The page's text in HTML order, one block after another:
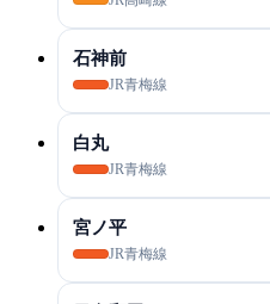
石神前
JR青梅線
白丸
JR青梅線
宮ノ平
JR青梅線